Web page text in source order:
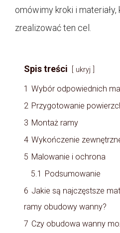
omówimy kroki i
zrealizować ten cel.
Spis treści ukryj
1 Wybór odpowiednich
2 Przygotowanie
3 Montaż ramy
4 Wykończenie
5 Malowanie i ochrona
5.1
Podsumowanie
6 Jakie są najczęstsze
ramy obudowy wanny?
7 Czy obudowa wanny